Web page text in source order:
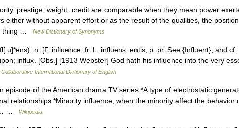
prestige, weight, credit are comparable when they mean power
either without apparent effort or as the result of the qualities, the
thing …
New Dictionary of Synonyms
u]*ens), n. [F. influence, fr. L. influens, entis, p. pr. See {Influent}, and cf.
influx. [Obs.] [1913 Webster] God hath his influence into the very
Collaborative International Dictionary of English
of the American drama TV series *A type of electrostatic
relationships *Minority influence, when the minority affect the behavior
…
Wikipedia